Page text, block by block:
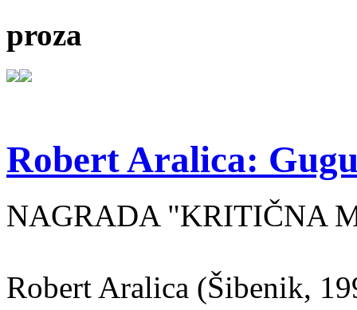
proza
Robert Aralica:
NAGRADA "KRITIČNA
Robert Aralica (Šibenik,